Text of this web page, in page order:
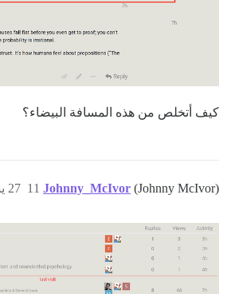
كيف أتخلص من هذه المسافة البيضاء؟
Johnny_McIvor (Johnny McIvor) 27 يناير 2025، 3:06ص 11